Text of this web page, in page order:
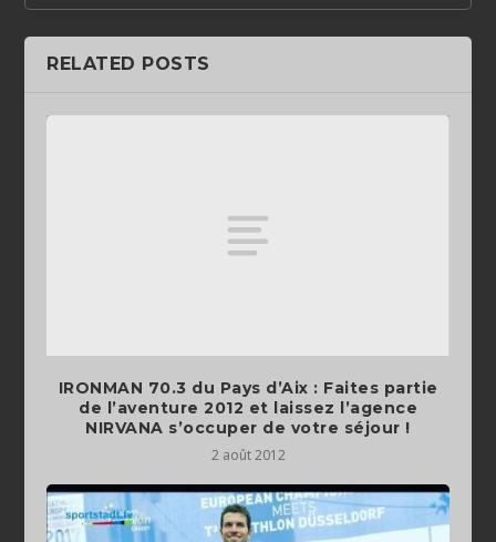
RELATED POSTS
IRONMAN 70.3 du Pays d’Aix : Faites partie
de l’aventure 2012 et laissez l’agence
NIRVANA s’occuper de votre séjour !
2 août 2012